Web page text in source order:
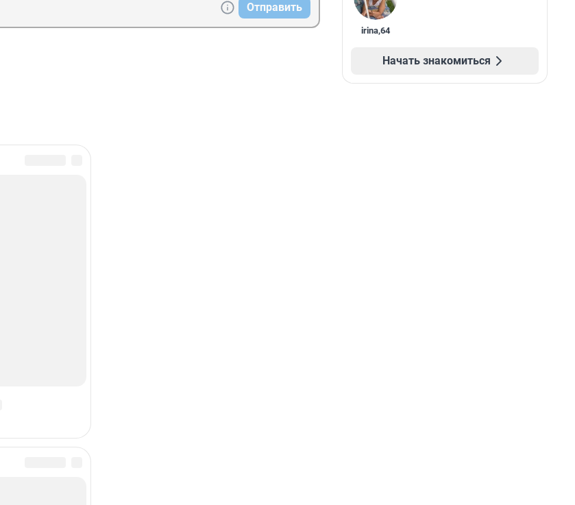
Отправить
irina,64
Начать знакомиться